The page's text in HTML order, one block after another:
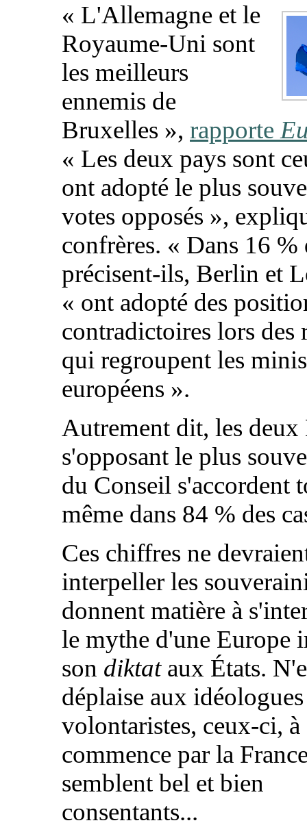
« L'Allemagne et le
Royaume-Uni sont
les meilleurs
ennemis de
Bruxelles », rapporte
« Les deux pays sont
ont adopté le plus
votes opposés »,
confrères. « Dans 16 %
précisent-ils, Berlin et
« ont adopté des
contradictoires lors des
qui regroupent les
européens ».
Autrement dit, les deux
s'opposant le plus
du Conseil s'accordent
même dans 84 % des
Ces chiffres ne
interpeller les
donnent matière à
le mythe d'une Europe
son diktataux États.
déplaise aux idéologues
volontaristes, ceux-ci, à
commence par la
semblent bel et bien
consentants...